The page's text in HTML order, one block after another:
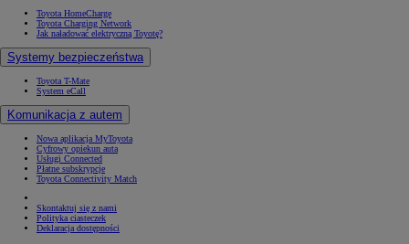
Toyota HomeCharge
Toyota Charging Network
Jak naładować elektryczną Toyotę?
Systemy bezpieczeństwa
Toyota T-Mate
System eCall
Komunikacja z autem
Nowa aplikacja MyToyota
Cyfrowy opiekun auta
Usługi Connected
Płatne subskrypcje
Toyota Connectivity Match
Skontaktuj się z nami
Polityka ciasteczek
Deklaracja dostępności